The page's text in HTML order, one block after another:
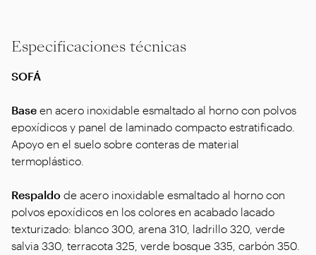
Especificaciones técnicas
SOFÁ
Base en acero inoxidable esmaltado al horno con polvos
epoxídicos y panel de laminado compacto estratificado.
Apoyo en el suelo sobre conteras de material
termoplástico.
Respaldo de acero inoxidable esmaltado al horno con
polvos epoxídicos en los colores en acabado lacado
texturizado: blanco 300, arena 310, ladrillo 320, verde
salvia 330, terracota 325, verde bosque 335, carbón 350.